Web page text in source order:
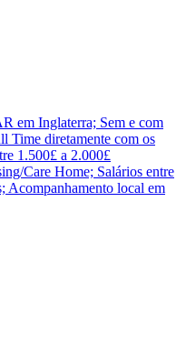
em Inglaterra; Sem e com
Time diretamente com os
1.500£ a 2.000£
Care Home; Salários entre
Acompanhamento local em